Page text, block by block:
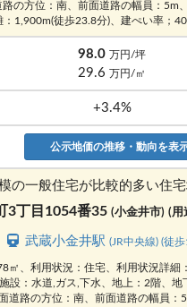
の方位：南、前面道路の幅員：5m
：1,900m(徒歩23.8分)、建ぺい率；
98.0 万円/坪
29.6 万円/㎡
+3.4%
公示地価の推移・動向を表
の一般住宅が比較的多い住
3丁目1054番35 (小金井市) (用
武蔵小金井駅 (JR中央線) (徒
㎡、利用状況：住宅、利用状況詳細
設：水道,ガス,下水、地上：2階、地
道路の方位：南、前面道路の幅員：